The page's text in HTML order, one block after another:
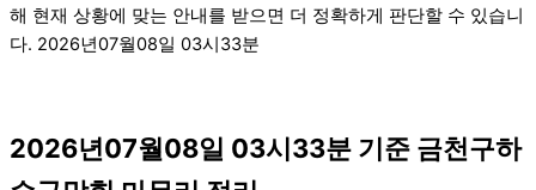
해 현재 상황에 맞는 안내를 받으면 더 정확하게 판단할 수 있습니
다. 2026년07월08일 03시33분
2026년07월08일 03시33분 기준 금천구하